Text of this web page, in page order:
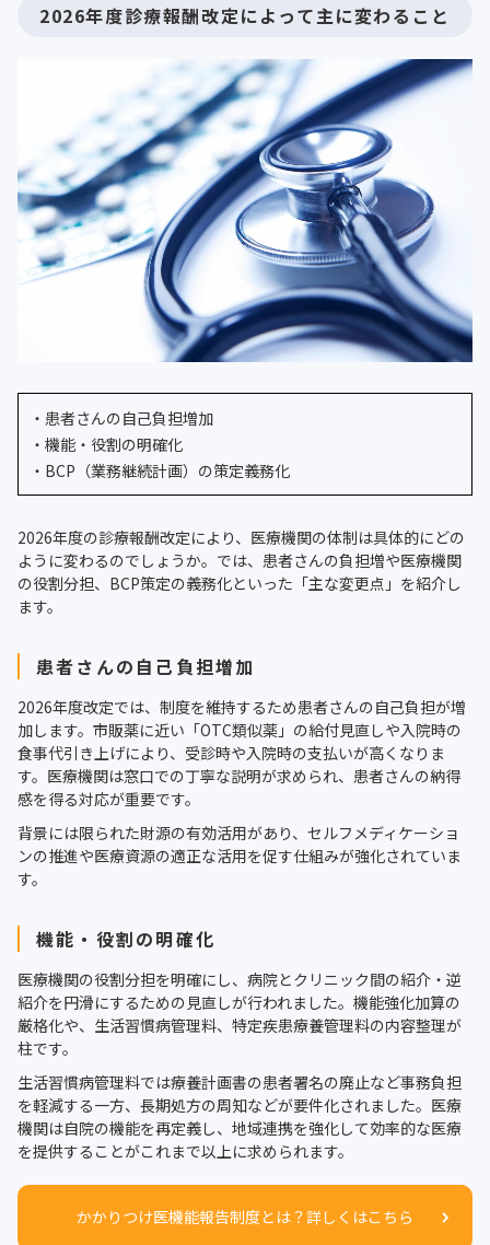
2026年度診療報酬改定によって主に変わること
・患者さんの自己負担増加
・機能・役割の明確化
・BCP（業務継続計画）の策定義務化
2026年度の診療報酬改定により、医療機関の体制は具体的にどの
ように変わるのでしょうか。では、患者さんの負担増や医療機関
の役割分担、BCP策定の義務化といった「主な変更点」を紹介し
ます。
患者さんの自己負担増加
2026年度改定では、制度を維持するため患者さんの自己負担が増
加します。市販薬に近い「OTC類似薬」の給付見直しや入院時の
食事代引き上げにより、受診時や入院時の支払いが高くなりま
す。医療機関は窓口での丁寧な説明が求められ、患者さんの納得
感を得る対応が重要です。
背景には限られた財源の有効活用があり、セルフメディケーショ
ンの推進や医療資源の適正な活用を促す仕組みが強化されていま
す。
機能・役割の明確化
医療機関の役割分担を明確にし、病院とクリニック間の紹介・逆
紹介を円滑にするための見直しが行われました。機能強化加算の
厳格化や、生活習慣病管理料、特定疾患療養管理料の内容整理が
柱です。
生活習慣病管理料では療養計画書の患者署名の廃止など事務負担
を軽減する一方、長期処方の周知などが要件化されました。医療
機関は自院の機能を再定義し、地域連携を強化して効率的な医療
を提供することがこれまで以上に求められます。
かかりつけ医機能報告制度とは？詳しくはこちら